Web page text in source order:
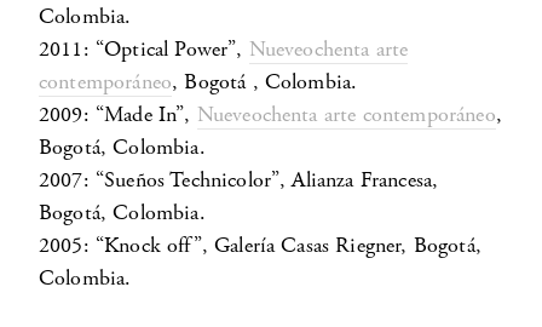
Colombia.
2011: “Optical Power”, Nueveochenta arte
contemporáneo, Bogotá , Colombia.
2009: “Made In”, Nueveochenta arte contemporáneo,
Bogotá, Colombia.
2007: “Sueños Technicolor”, Alianza Francesa,
Bogotá, Colombia.
2005: “Knock off”, Galería Casas Riegner, Bogotá,
Colombia.